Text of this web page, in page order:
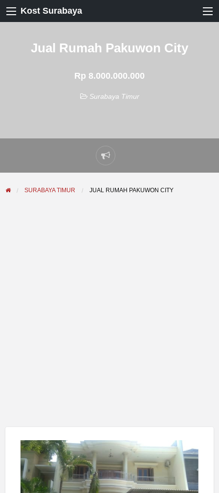
Kost Surabaya
Jual Rumah Pakuwon City
Rp 8.000.000.000
Surabaya Timur
Laporkan
masalah
SURABAYA TIMUR JUAL RUMAH PAKUWON CITY